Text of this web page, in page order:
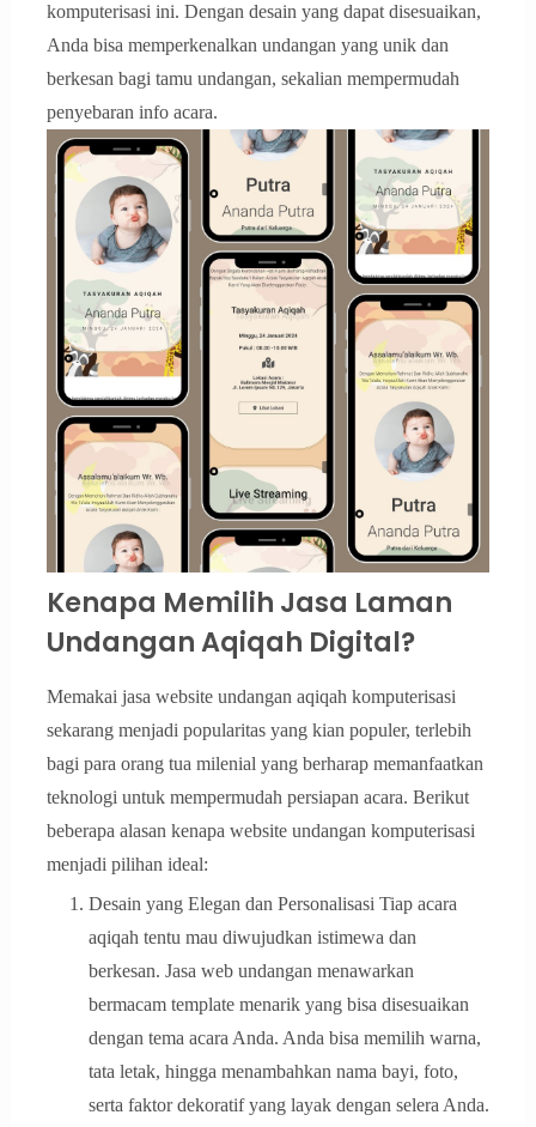
komputerisasi ini. Dengan desain yang dapat disesuaikan,
Anda bisa memperkenalkan undangan yang unik dan
berkesan bagi tamu undangan, sekalian mempermudah
penyebaran info acara.
Kenapa Memilih Jasa Laman
Undangan Aqiqah Digital?
Memakai jasa website undangan aqiqah komputerisasi
sekarang menjadi popularitas yang kian populer, terlebih
bagi para orang tua milenial yang berharap memanfaatkan
teknologi untuk mempermudah persiapan acara. Berikut
beberapa alasan kenapa website undangan komputerisasi
menjadi pilihan ideal:
Desain yang Elegan dan Personalisasi Tiap acara
aqiqah tentu mau diwujudkan istimewa dan
berkesan. Jasa web undangan menawarkan
bermacam template menarik yang bisa disesuaikan
dengan tema acara Anda. Anda bisa memilih warna,
tata letak, hingga menambahkan nama bayi, foto,
serta faktor dekoratif yang layak dengan selera Anda.